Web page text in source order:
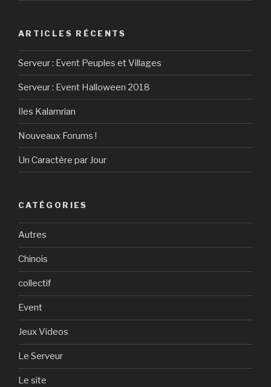
ARTICLES RÉCENTS
Serveur : Event Peuples et Villages
Serveur : Event Halloween 2018
Iles Kalamrian
Nouveaux Forums !
Un Caractère par Jour
CATÉGORIES
Autres
Chinois
collectif
Event
Jeux Videos
Le Serveur
Le site